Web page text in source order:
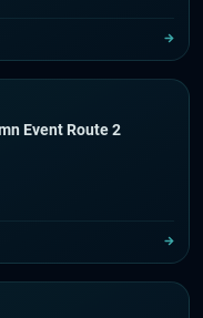
Event Route 2